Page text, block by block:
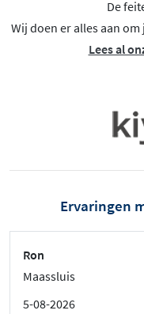
De
Wij doen er alles aan
Lees al
Ervaringen
Ron
Maassluis
5-08-2026